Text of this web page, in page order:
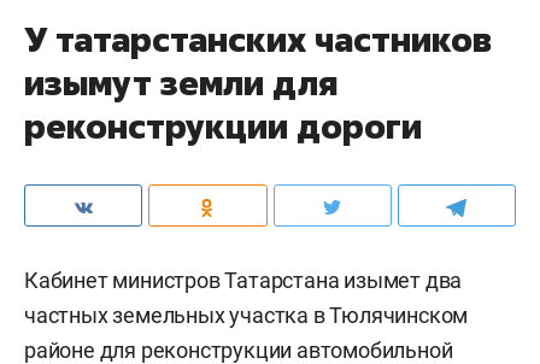
У татарстанских частников
изымут земли для
реконструкции дороги
Кабинет министров Татарстана изымет два
частных земельных участка в Тюлячинском
районе для реконструкции автомобильной